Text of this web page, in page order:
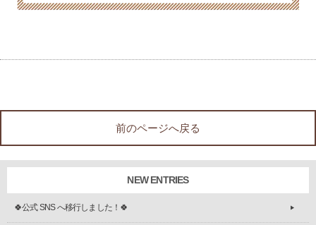
前のページへ戻る
NEW ENTRIES
🍀公式 SNS へ移行しました！🍀